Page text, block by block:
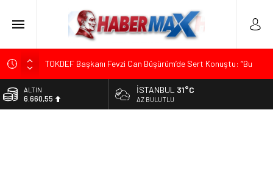
TOKDEF Başkanı Fevzi Can Büşürüm’de Sert Konuştu: “Bu
Çevrecik Büşürüm Yayla Şenliği’nde Siyaset ve Memleket
ALTIN
6.660,55
İSTANBUL 31°C
AZ BULUTLU